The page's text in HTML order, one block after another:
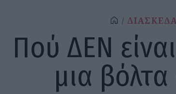
Πού ΔΕΝ
μια